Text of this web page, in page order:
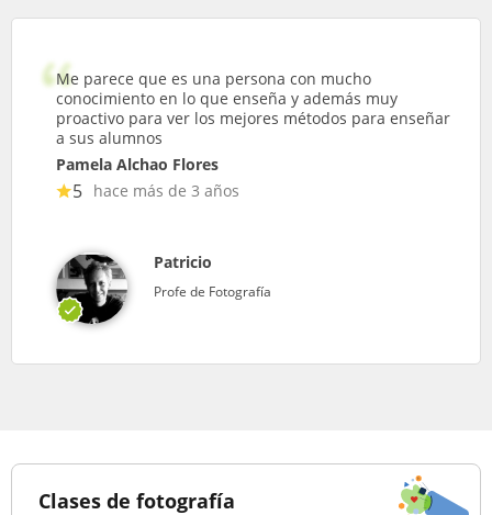
Me parece que es una persona con mucho
conocimiento en lo que enseña y además muy
proactivo para ver los mejores métodos para enseñar
a sus alumnos
Pamela Alchao Flores
5 hace más de 3 años
Patricio
Profe de Fotografía
Clases de fotografía